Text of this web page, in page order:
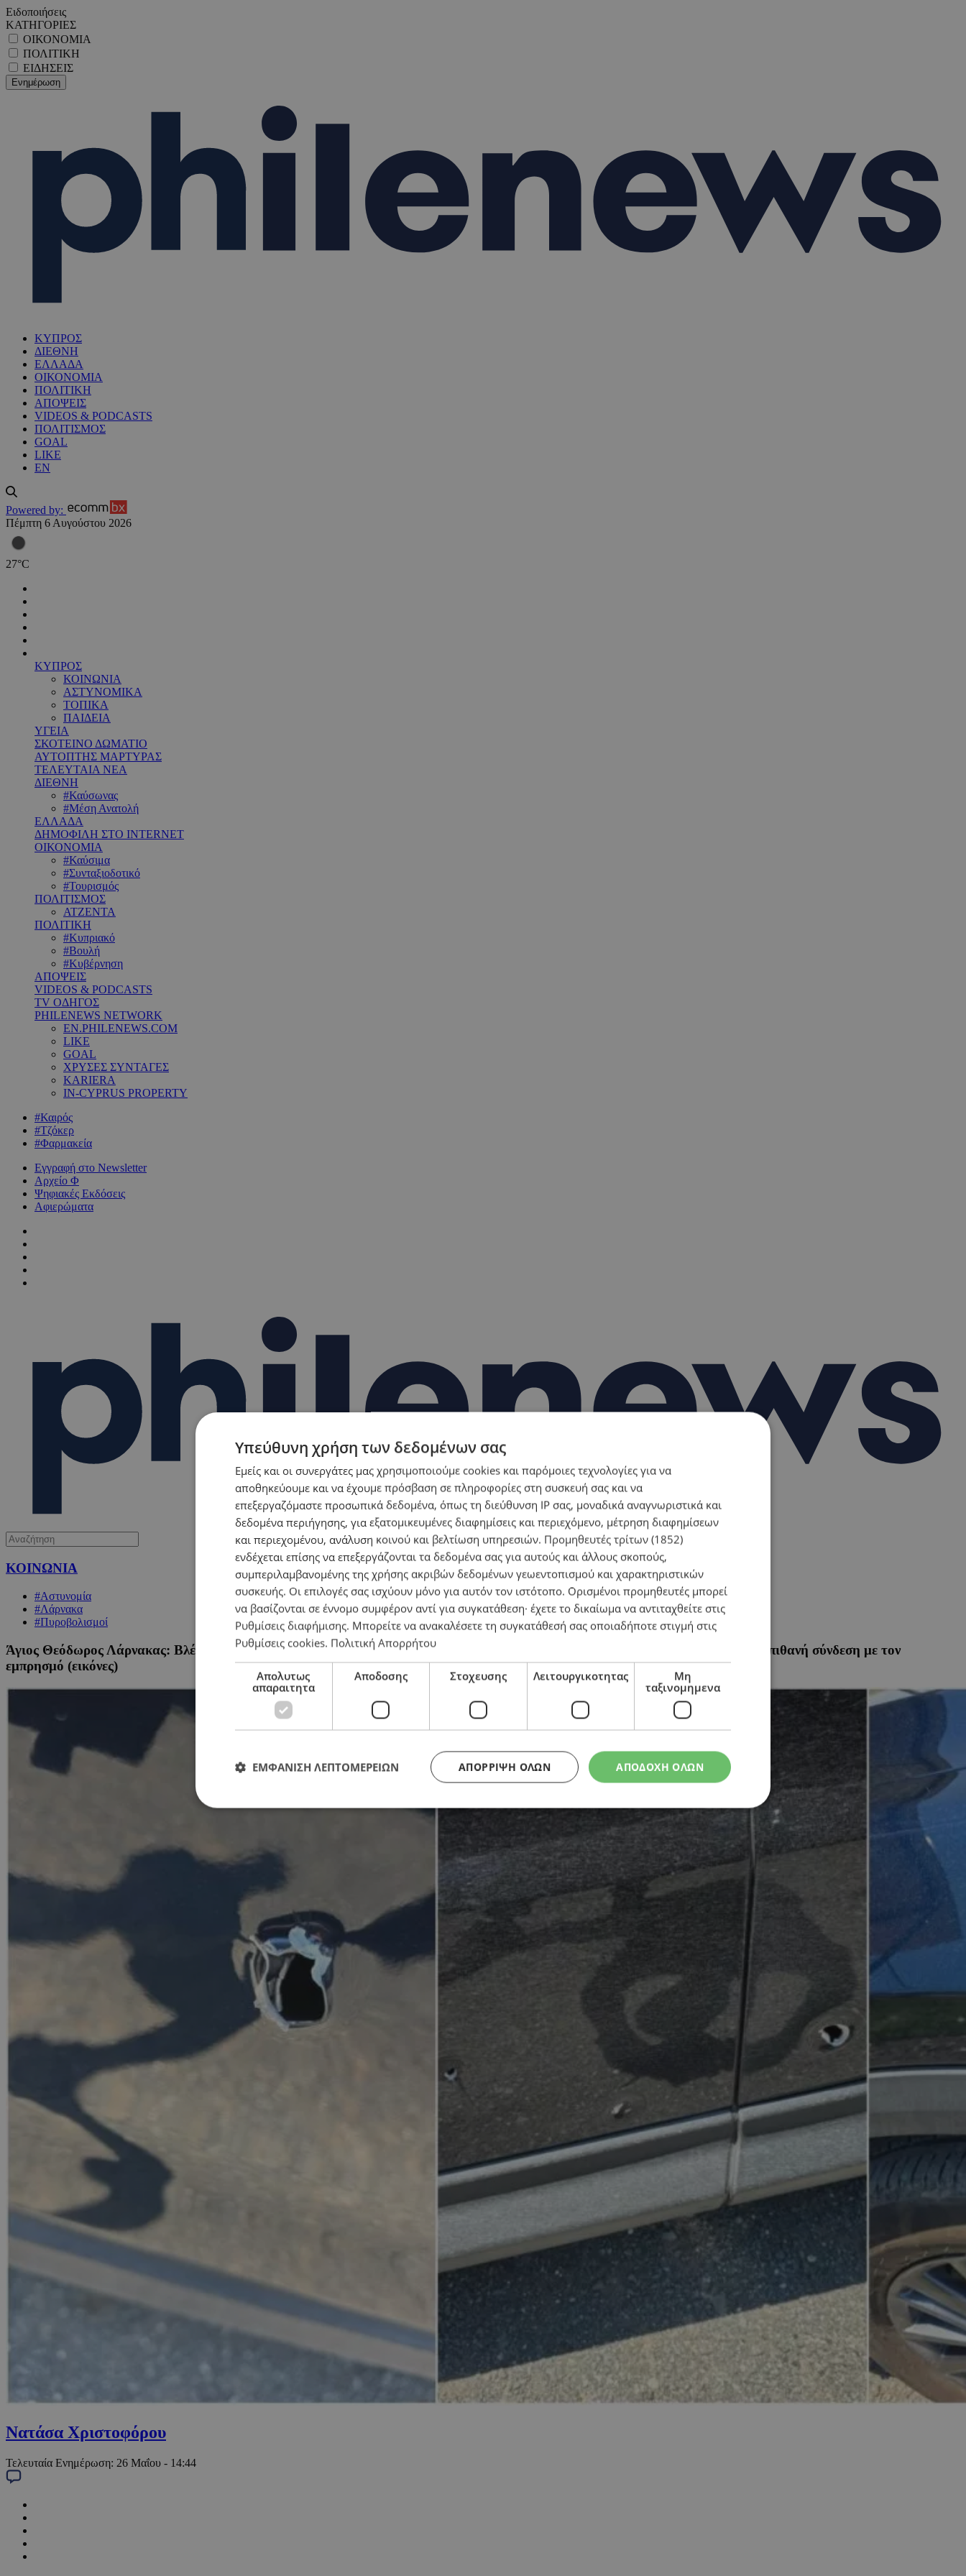
Ειδοποιήσεις
ΚΑΤΗΓΟΡΙΕΣ
ΟΙΚΟΝΟΜΙΑ
ΠΟΛΙΤΙΚΗ
ΕΙΔΗΣΕΙΣ
ΚΥΠΡΟΣ
ΔΙΕΘΝΗ
ΕΛΛΑΔΑ
ΟΙΚΟΝΟΜΙΑ
ΠΟΛΙΤΙΚΗ
ΑΠΟΨΕΙΣ
VIDEOS & PODCASTS
ΠΟΛΙΤΙΣΜΟΣ
GOAL
LIKE
EN
Powered by:
Πέμπτη 6 Αυγούστου 2026
27°C
ΚΥΠΡΟΣ
ΚΟΙΝΩΝΙΑ
ΑΣΤΥΝΟΜΙΚΑ
ΤΟΠΙΚΑ
ΠΑΙΔΕΙΑ
ΥΓΕΙΑ
ΣΚΟΤΕΙΝΟ ΔΩΜΑΤΙΟ
ΑΥΤΟΠΤΗΣ ΜΑΡΤΥΡΑΣ
ΤΕΛΕΥΤΑΙΑ ΝΕΑ
ΔΙΕΘΝΗ
#Καύσωνας
#Μέση Ανατολή
ΕΛΛΑΔΑ
ΔΗΜΟΦΙΛΗ ΣΤΟ INTERNET
ΟΙΚΟΝΟΜΙΑ
#Καύσιμα
#Συνταξιοδοτικό
#Τουρισμός
ΠΟΛΙΤΙΣΜΟΣ
ΑΤΖΕΝΤΑ
ΠΟΛΙΤΙΚΗ
#Κυπριακό
#Βουλή
#Κυβέρνηση
ΑΠΟΨΕΙΣ
VIDEOS & PODCASTS
TV ΟΔΗΓΟΣ
PHILENEWS NETWORK
EN.PHILENEWS.COM
LIKE
GOAL
ΧΡΥΣΕΣ ΣΥΝΤΑΓΕΣ
KARIERA
IN-CYPRUS PROPERTY
#Καιρός
#Τζόκερ
#Φαρμακεία
Εγγραφή στο Newsletter
Αρχείο Φ
Ψηφιακές Εκδόσεις
Αφιερώματα
ΚΟΙΝΩΝΙΑ
#Αστυνομία
#Λάρνακα
#Πυροβολισμοί
Άγιος Θεόδωρος Λάρνακας: Βλέπουν επαγγελματικές αντιζηλίες πίσω από πυροβολισμούς στα οχήματα επιχειρηματία – Ψάχνουν πιθανή σύνδεση με τον
εμπρησμό (εικόνες)
Νατάσα Χριστοφόρου
Τελευταία Ενημέρωση: 26 Μαΐου - 14:44
Υπεύθυνη χρήση των δεδομένων σας
Εμείς και οι συνεργάτες μας χρησιμοποιούμε cookies και παρόμοιες τεχνολογίες για να
αποθηκεύουμε και να έχουμε πρόσβαση σε πληροφορίες στη συσκευή σας και να
επεξεργαζόμαστε προσωπικά δεδομένα, όπως τη διεύθυνση IP σας, μοναδικά αναγνωριστικά και
δεδομένα περιήγησης, για εξατομικευμένες διαφημίσεις και περιεχόμενο, μέτρηση διαφημίσεων
και περιεχομένου, ανάλυση κοινού και βελτίωση υπηρεσιών. Προμηθευτές τρίτων (1852)
ενδέχεται επίσης να επεξεργάζονται τα δεδομένα σας για αυτούς και άλλους σκοπούς,
συμπεριλαμβανομένης της χρήσης ακριβών δεδομένων γεωεντοπισμού και χαρακτηριστικών
συσκευής. Οι επιλογές σας ισχύουν μόνο για αυτόν τον ιστότοπο. Ορισμένοι προμηθευτές μπορεί
να βασίζονται σε έννομο συμφέρον αντί για συγκατάθεση· έχετε το δικαίωμα να αντιταχθείτε στις
Ρυθμίσεις διαφήμισης. Μπορείτε να ανακαλέσετε τη συγκατάθεσή σας οποιαδήποτε στιγμή στις
Ρυθμίσεις cookies. Πολιτική Απορρήτου
Απολυτως
απαραιτητα
Αποδοσης Στοχευσης Λειτουργικοτητας
Μη
ταξινομημενα
ΑΠΟΔΟΧΗ ΟΛΩΝ
ΑΠΌΡΡΙΨΗ ΌΛΩΝ
ΕΜΦΑΝΙΣΗ ΛΕΠΤΟΜΕΡΕΙΩΝ